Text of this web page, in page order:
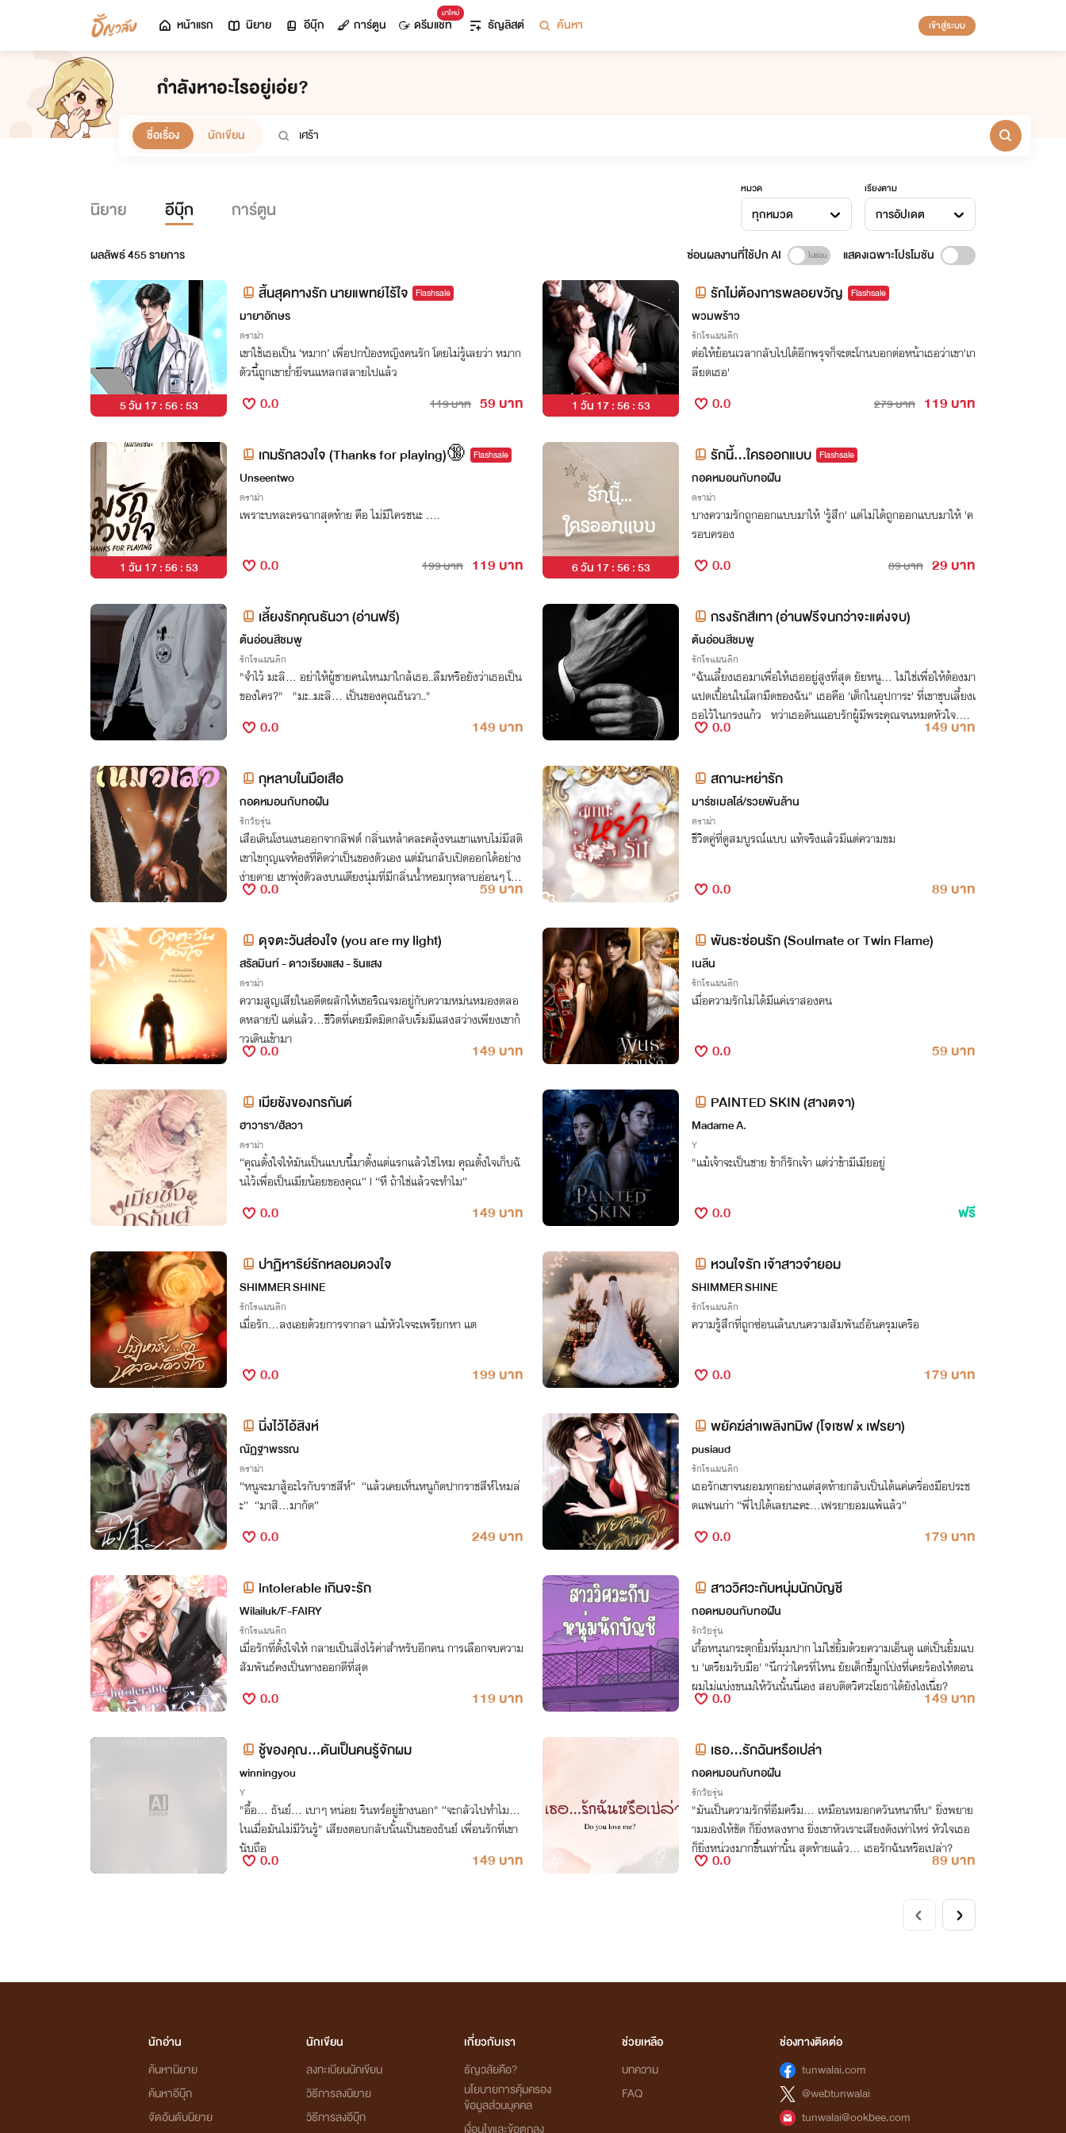
หน้าแรก นิยาย อีบุ๊ก การ์ตูน
มาใหม่
ดรีมแชท ธัญลิสต์ ค้นหา เข้าสู่ระบบ
กำลังหาอะไรอยู่เอ่ย?
ชื่อเรื่อง นักเขียน
นิยาย อีบุ๊ก การ์ตูน
หมวด
ทุกหมวด
เรียงตาม
การอัปเดต
ผลลัพธ์455รายการ ซ่อนผลงานที่ใช้ปก AI แสดงเฉพาะโปรโมชัน
5 วัน 17 : 56 : 52
สิ้นสุดทางรัก นายแพทย์ไร้ใจ Flashsale
มายาอักษร
ดราม่า
เขาใช้เธอเป็น ‘หมาก’ เพื่อปกป้องหญิงคนรัก โดยไม่รู้เลยว่า หมาก
ตัวนี้ถูกเขาย่ำยีจนแหลกสลายไปแล้ว
0.0 119 บาท 59 บาท 1 วัน 17 : 56 : 52
รักไม่ต้องการพลอยขวัญ Flashsale
พวมพร้าว
รักโรแมนติก
ต่อให้ย้อนเวลากลับไปได้อีกพรุจก็จะตะโกนบอกต่อหน้าเธอว่าเขา'เก
ลียดเธอ'
0.0 279 บาท 119 บาท
1 วัน 17 : 56 : 52
เกมรักลวงใจ (Thanks for playing)🔞 Flashsale
Unseentwo
ดราม่า
เพราะบทละครฉากสุดท้าย คือ ไม่มีใครชนะ ....
0.0 199 บาท 119 บาท 6 วัน 17 : 56 : 52
รักนี้...ใครออกแบบ Flashsale
กอดหมอนกับทอฝัน
ดราม่า
บางความรักถูกออกแบบมาให้ 'รู้สึก' แต่ไม่ได้ถูกออกแบบมาให้ 'ค
รอบครอง
0.0 89 บาท 29 บาท
เลี้ยงรักคุณธันวา (อ่านฟรี)
ต้นอ่อนสีชมพู
รักโรแมนติก
"จำไว้ มะลิ... อย่าให้ผู้ชายคนไหนมาใกล้เธอ..ลืมหรือยังว่าเธอเป็น
ของใคร?" "มะ..มะลิ... เป็นของคุณธันวา.."
0.0 149 บาท
กรงรักสีเทา (อ่านฟรีจนกว่าจะแต่งจบ)
ต้นอ่อนสีชมพู
รักโรแมนติก
"ฉันเลี้ยงเธอมาเพื่อให้เธออยู่สูงที่สุด ยัยหนู... ไม่ใช่เพื่อให้ต้องมา
แปดเปื้อนในโลกมืดของฉัน" เธอคือ 'เด็กในอุปการะ' ที่เขาชุบเลี้ยงเ
ธอไว้ในกรงแก้ว ทว่าเธอดันเแอบรักผู้มีพระคุณจนหมดหัวใจ....
0.0 149 บาท
กุหลาบในมือเสือ
กอดหมอนกับทอฝัน
รักวัยรุ่น
เสือเดินโงนเงนออกจากลิฟต์ กลิ่นเหล้าคละคลุ้งจนเขาแทบไม่มีสติ
เขาไขกุญแจห้องที่คิดว่าเป็นของตัวเอง แต่มันกลับเปิดออกได้อย่าง
ง่ายดาย เขาพุ่งตัวลงบนเตียงนุ่มที่มีกลิ่นน้ำหอมกุหลาบอ่อนๆ โดย
ไม่รู้เลยว่า...
0.0 59 บาท
สถานะหย่ารัก
มาร์ชเมลโล่/รวยพันล้าน
ดราม่า
ชีวิตคู่ที่ดูสมบูรณ์แบบ แท้จริงแล้วมีแต่ความขม
0.0 89 บาท
ดุจตะวันส่องใจ (you are my light)
สรัลมินท์ - ดาวเรียงแสง - รินแสง
ดราม่า
ความสูญเสียในอดีตผลักให้เชอริณจมอยู่กับความหม่นหมองตลอ
ดหลายปี แต่แล้ว...ชีวิตที่เคยมืดมิดกลับเริ่มมีแสงสว่างเพียงเขาก้
าวเดินเข้ามา
0.0 149 บาท
พันธะซ่อนรัก (Soulmate or Twin Flame)
เนลีน
รักโรแมนติก
เมื่อความรักไม่ได้มีแค่เราสองคน
0.0 59 บาท
เมียชังของกรกันต์
ฮาวารา/ฮัลวา
ดราม่า
“คุณตั้งใจให้มันเป็นแบบนี้มาตั้งแต่แรกแล้วใช่ไหม คุณตั้งใจเก็บฉั
นไว้เพื่อเป็นเมียน้อยของคุณ” l “หึ ถ้าใช่แล้วจะทำไม”
0.0 149 บาท
PAINTED SKIN (สางตจา)
Madame A.
Y
"แม้เจ้าจะเป็นชาย ข้าก็รักเจ้า แต่ว่าข้ามีเมียอยู่
0.0 ฟรี
ปาฏิหาริย์รักหลอมดวงใจ
SHIMMER SHINE
รักโรแมนติก
เมื่อรัก...ลงเอยด้วยการจากลา แม้หัวใจจะเพรียกหา แต
0.0 199 บาท
หวนใจรัก เจ้าสาวจำยอม
SHIMMER SHINE
รักโรแมนติก
ความรู้สึกที่ถูกซ่อนเล้นบนความสัมพันธ์อันครุมเครือ
0.0 179 บาท
นิ่งไว้ไอ้สิงห์
ณัฏฐาพรรณ
ดราม่า
“หนูจะมาสู้อะไรกับราชสีห์” “แล้วเคยเห็นหนูกัดปากราชสีห์ไหมล่
ะ” “มาสิ…มากัด”
0.0 249 บาท
พยัคฆ์ล่าเพลิงทมิฬ (โจเซฟ x เฟรยา)
pusiaud
รักโรแมนติก
เธอรักเขาจนยอมทุกอย่างแต่สุดท้ายกลับเป็นได้แค่เครื่องมือประช
ดแฟนเก่า “พี่ไปได้เลยนะคะ…เฟรยายอมแพ้แล้ว”
0.0 179 บาท
intolerable เกินจะรัก
Wilailuk/F-FAIRY
รักโรแมนติก
เมื่อรักที่ตั้งใจให้ กลายเป็นสิ่งไร้ค่าสำหรับอีกคน การเลือกจบความ
สัมพันธ์คงเป็นทางออกดีที่สุด
0.0 119 บาท
สาววิศวะกับหนุ่มนักบัญชี
กอดหมอนกับทอฝัน
รักวัยรุ่น
เกื้อหนุนกระตุกยิ้มที่มุมปาก ไม่ใช่ยิ้มด้วยความเอ็นดู แต่เป็นยิ้มแบ
บ 'เตรียมรับมือ' "นึกว่าใครที่ไหน ยัยเด็กขี้มูกโป่งที่เคยร้องไห้ตอน
ผมไม่แบ่งขนมให้วันนั้นนี่เอง สอบติดวิศวะโยธาได้ยังไงเนี่ย?
0.0 149 บาท
ชู้ของคุณ…ดันเป็นคนรู้จักผม
winningyou
Y
"อื้อ... ธันย์... เบาๆ หน่อย รินทร์อยู่ข้างนอก" “จะกลัวไปทำไม...
ในเมื่อมันไม่มีวันรู้" เสียงตอบกลับนั้นเป็นของธันย์ เพื่อนรักที่เขา
นับถือ
0.0 149 บาท
เธอ...รักฉันหรือเปล่า
กอดหมอนกับทอฝัน
รักวัยรุ่น
"มันเป็นความรักที่อึมครึม... เหมือนหมอกควันหนาทึบ" ยิ่งพยาย
ามมองให้ชัด ก็ยิ่งหลงทาง ยิ่งเขาหัวเราะเสียงดังเท่าไหร่ หัวใจเธอ
ก็ยิ่งหน่วงมากขึ้นเท่านั้น สุดท้ายแล้ว... เธอรักฉันหรือเปล่า?
0.0 89 บาท
นักอ่าน
ค้นหานิยาย
ค้นหาอีบุ๊ก
จัดอันดับนิยาย
นักเขียน
ลงทะเบียนนักเขียน
วิธีการลงนิยาย
วิธีการลงอีบุ๊ก
เกี่ยวกับเรา
ธัญวลัยคือ?
นโยบายการคุ้มครอง
ข้อมูลส่วนบุคคล
ช่วยเหลือ
บทความ
FAQ
ช่องทางติดต่อ
tunwalai.com
@webtunwalai
tunwalai@ookbee.com